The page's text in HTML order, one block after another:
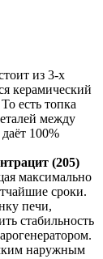
из 3-х
керамический
есть топка
между
100%
(205)
максимально
сроки.
печи,
стабильность
наружным